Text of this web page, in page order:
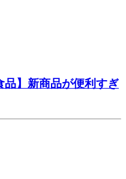
品】新商品が便利すぎ